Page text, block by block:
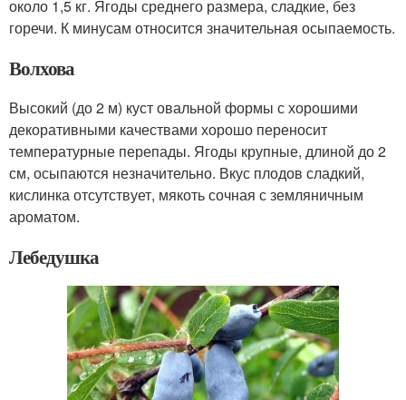
около 1,5 кг. Ягоды среднего размера, сладкие, без
горечи. К минусам относится значительная осыпаемость.
Волхова
Высокий (до 2 м) куст овальной формы с хорошими
декоративными качествами хорошо переносит
температурные перепады. Ягоды крупные, длиной до 2
см, осыпаются незначительно. Вкус плодов сладкий,
кислинка отсутствует, мякоть сочная с земляничным
ароматом.
Лебедушка